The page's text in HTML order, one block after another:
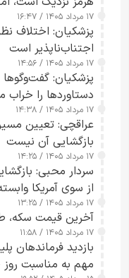
آبراه را آزاد کند
۱۷ مرداد ۱۴۰۵ / ۱۶:۴۷
پزشکیان: اختلاف
اجتناب‌ناپذیر است
۱۷ مرداد ۱۴۰۵ / ۱۴:۵۶
پزشکیان: گفت‌وگوها
دستاوردها را خراب
۱۷ مرداد ۱۴۰۵ / ۱۴:۳۸
عراقچی: تعیین
بازگشایی آن نیست
۱۷ مرداد ۱۴۰۵ / ۱۴:۲۵
سردار محبی:
از سوی آمریکا
۱۷ مرداد ۱۴۰۵ / ۱۳:۲۵
آخرین قیمت سکه، طلا و دلار
۱۷ مرداد ۱۴۰۵ / ۱۱:۵۸
بازدید فرماندهان
مهم به مناسبت روز